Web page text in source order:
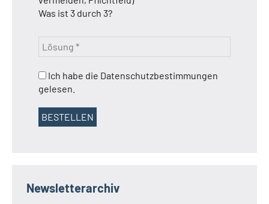
Was ist 3 durch 3?
Ich habe die Datenschutzbestimmungen
gelesen.
Newsletterarchiv